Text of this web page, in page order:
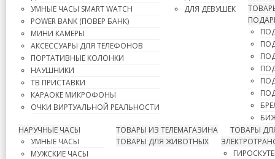
УМНЫЕ ЧАСЫ SMART WATCH
POWER BANK (ПОВЕР БАНК)
МИНИ КАМЕРЫ
АКСЕССУАРЫ ДЛЯ ТЕЛЕФОНОВ
ПОРТАТИВНЫЕ КОЛОНКИ
НАУШНИКИ
ТВ ПРИСТАВКИ
КАРАОКЕ МИКРОФОНЫ
ОЧКИ ВИРТУАЛЬНОЙ РЕАЛЬНОСТИ
ДЛЯ ДЕВУШЕК
НАРУЧНЫЕ ЧАСЫ
УМНЫЕ ЧАСЫ
МУЖСКИЕ ЧАСЫ
ТОВАРЫ ИЗ ТЕЛЕМАГАЗИНА
ТОВАРЫ
ТОВАРЫ ДЛЯ ЖИВОТНЫХ